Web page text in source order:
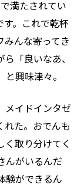
満たされてい
。これで乾杯
みんな寄ってき
「良いなあ、
興味津々。
メイドインタゼ
れた。おでんも
取り分けてく
んがいるんだ
験ができるん